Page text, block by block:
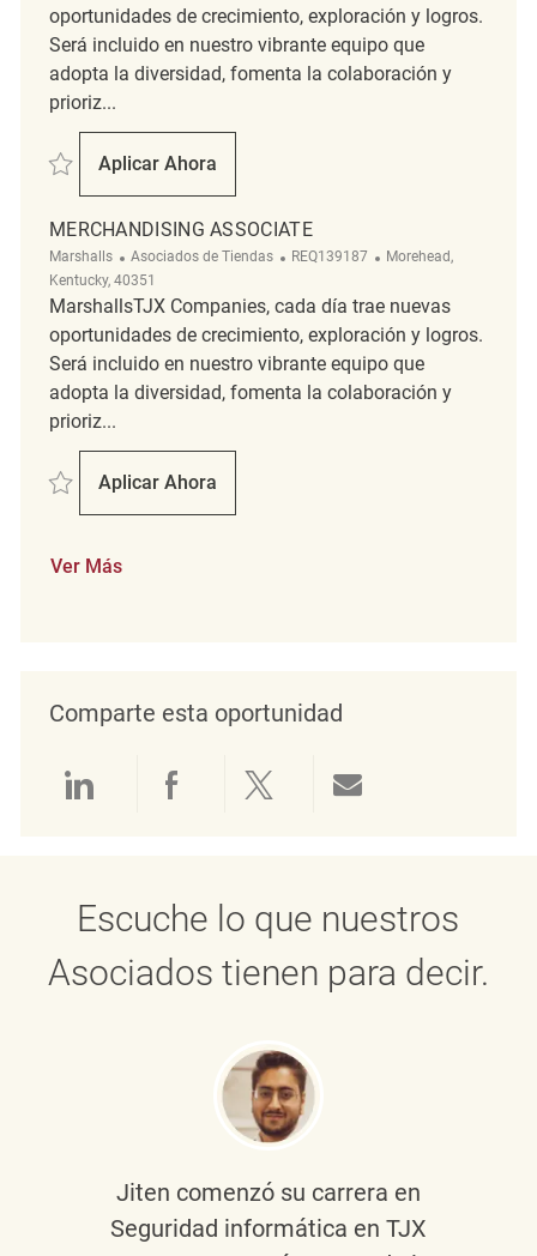
oportunidades de crecimiento, exploración y logros.
Será incluido en nuestro vibrante equipo que
adopta la diversidad, fomenta la colaboración y
prioriz...
Salvar Merchandising Associate REQ127892
Aplicar Ahora
Merchandising Associate
MERCHANDISING ASSOCIATE
Marshalls Categoría
Asociados de Tiendas ReqId
REQ139187 Ubicación
Morehead,
Kentucky, 40351
MarshallsTJX Companies, cada día trae nuevas
oportunidades de crecimiento, exploración y logros.
Será incluido en nuestro vibrante equipo que
adopta la diversidad, fomenta la colaboración y
prioriz...
Salvar Merchandising Associate REQ139187
Aplicar Ahora
Merchandising Associate
Ver Más
Comparte esta oportunidad
Compartir a través de LinkedIn
Compartir a través de
Compartir a través
Escuche lo que nuestros
Asociados tienen para decir.
Jiten comenzó su carrera en
Seguridad informática en TJX